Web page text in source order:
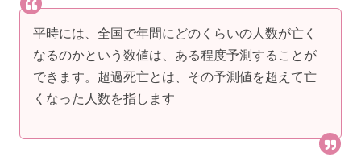
平時には、全国で年間にどのくらいの人数が亡く
なるのかという数値は、ある程度予測することが
できます。超過死亡とは、その予測値を超えて亡
くなった人数を指します